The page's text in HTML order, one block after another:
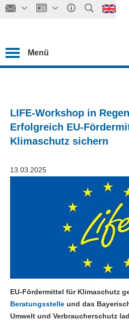
Menü
LIFE-Workshop in
Erfolgreich EU-
Klimaschutz sichern
13.03.2025
EU-Fördermittel für Klimaschutz
Beratungsstelle und das
Umwelt und Verbraucherschutz